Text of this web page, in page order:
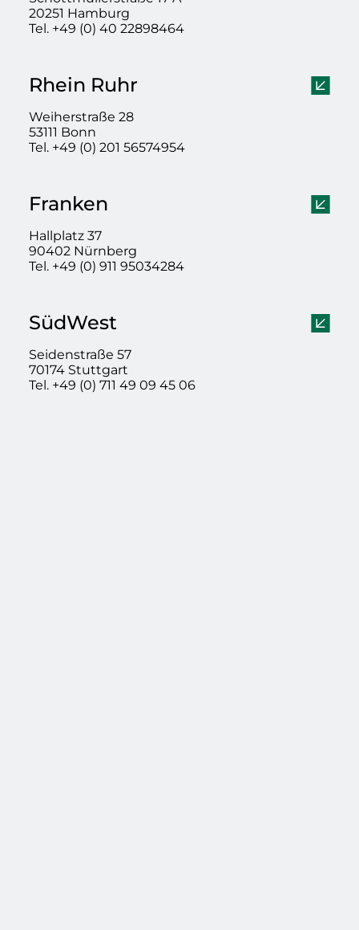
20251 Hamburg
Tel. +49 (0) 40 22898464
Rhein Ruhr
Weiherstraße 28
53111 Bonn
Tel. +49 (0) 201 56574954
Franken
Hallplatz 37
90402 Nürnberg
Tel. +49 (0) 911 95034284
SüdWest
Seidenstraße 57
70174 Stuttgart
Tel. +49 (0) 711 49 09 45 06